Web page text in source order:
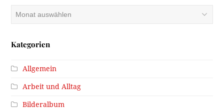
Kategorien
Allgemein
Arbeit und Alltag
Bilderalbum